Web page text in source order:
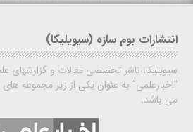
انتشارات بوم سازه (سیویلیکا)
سیویلیکا، ناشر تخصصی مقالات و گزارشهای
"اخبارعلمی" به عنوان یکی از زیر مجموعه
می باشد.